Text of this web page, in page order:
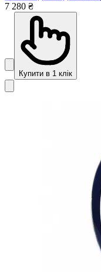
7 280 ₴
Купити в 1 клік